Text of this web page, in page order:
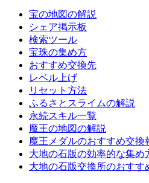
宝の地図の解説
シェア掲示板
検索ツール
宝珠の集め方
おすすめ交換先
レベル上げ
リセット方法
ふるさとスライムの解説
永続スキル一覧
魔王の地図の解説
魔王メダルのおすすめ交換
大地の石版の効率的な集め
大地の石版交換所のおすす